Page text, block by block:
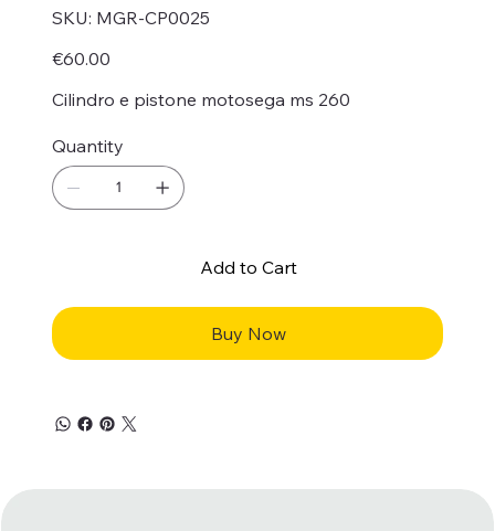
SKU: SKU
MGR-
MGR-CP0025
Price
€60.00
Cilindro e pistone motosega ms 260
Quantity
Add to Cart
Buy Now